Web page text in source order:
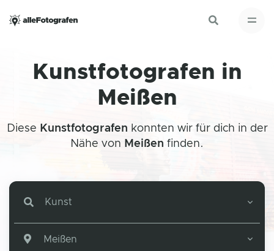
Kunstfotografen in
Meißen
Diese Kunstfotografen konnten wir für dich in der
Nähe von Meißen finden.
Kunst
Meißen